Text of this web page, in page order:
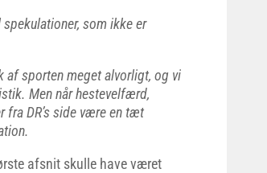
som ikke er
af sporten meget alvorligt, og vi
Men når hestevelfærd,
fra DR’s side være en tæt
afsnit skulle have været